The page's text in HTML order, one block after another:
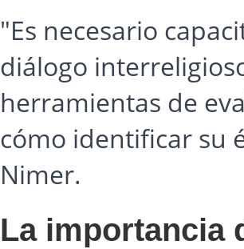
"Es necesario
diálogo
herramientas de
cómo identificar su
Nimer.
La importancia